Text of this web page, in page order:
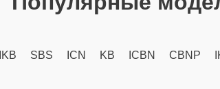
IKB SBS ICN KB ICBN CBNP